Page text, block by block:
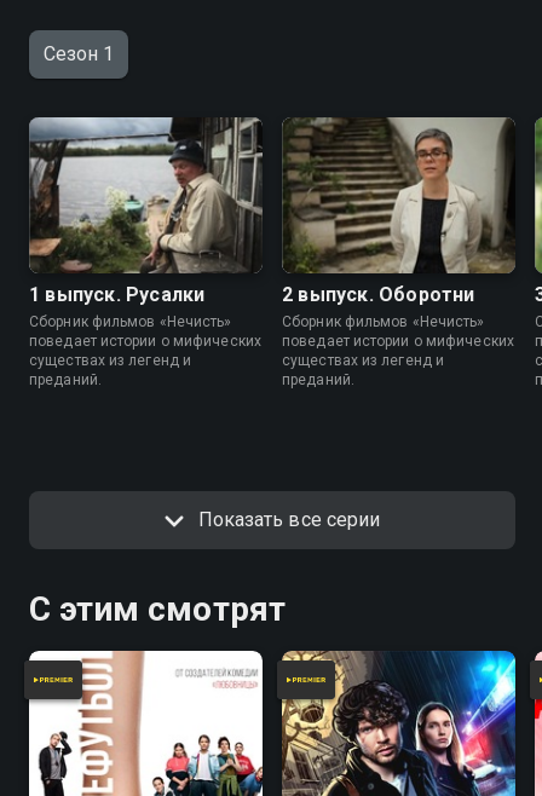
Сезон 1
1 выпуск. Русалки
Сборник фильмов «Нечисть»
поведает истории о мифических
существах из легенд и
преданий.
2 выпуск. Оборотни
Сборник фильмов «Нечисть»
поведает истории о мифических
существах из легенд и
преданий.
Показать все серии
С этим смотрят